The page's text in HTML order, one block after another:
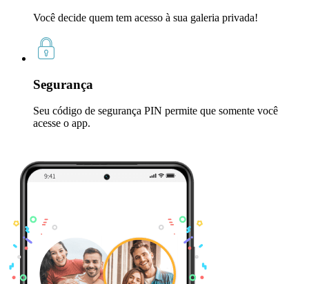
Você decide quem tem acesso à sua galeria privada!
Segurança
Seu código de segurança PIN permite que somente você
acesse o app.